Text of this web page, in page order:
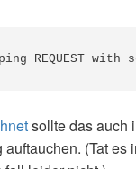
REQUEST
sollte das auch
auftauchen. (Tat es